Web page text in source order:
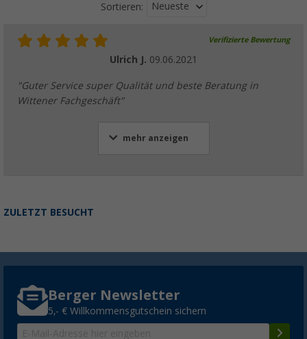
Sortieren: Neueste
Verifizierte Bewertung
Ulrich J. 09.06.2021
"Guter Service super Qualität und beste Beratung in
Wittener Fachgeschäft"
mehr anzeigen
ZULETZT BESUCHT
Berger Newsletter
5,- € Willkommensgutschein sichern